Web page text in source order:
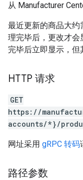
从 Manufacturer
最近更新的商品大约
理完毕后，更改才
完毕后立即显示，但
HTTP 请求
GET
https://
accounts/*}/
网址采用 gRPC 转码
路径参数